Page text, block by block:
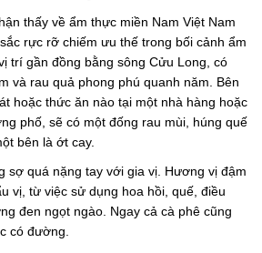
thấy về ẩm thực miền Nam Việt Nam
rực rỡ chiếm ưu thế trong bối cảnh ẩm
trí gần đồng bằng sông Cửu Long, có
và rau quả phong phú quanh năm. Bên
hoặc thức ăn nào tại một nhà hàng hoặc
phố, sẽ có một đống rau mùi, húng quế
bên là ớt cay.
sợ quá nặng tay với gia vị. Hương vị đậm
vị, từ việc sử dụng hoa hồi, quế, điều
đen ngọt ngào. Ngay cả cà phê cũng
có đường.